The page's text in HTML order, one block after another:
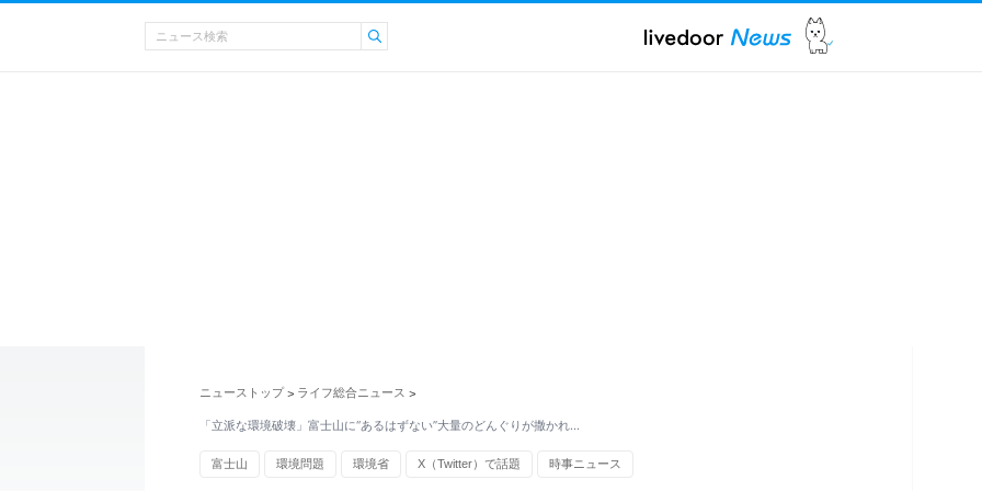
ニューストップ > ライフ総合ニュース >
「立派な環境破壊」富士山に“あるはずない”大量のどんぐりが撒かれ…
富士山 環境問題 環境省 X（Twitter）で話題 時事ニュース